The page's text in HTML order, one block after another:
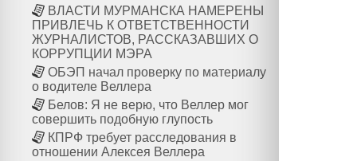
ВЛАСТИ МУРМАНСКА НАМЕРЕНЫ
ПРИВЛЕЧЬ К ОТВЕТСТВЕННОСТИ
ЖУРНАЛИСТОВ, РАССКАЗАВШИХ О
КОРРУПЦИИ МЭРА
ОБЭП начал проверку по материалу
о водителе Веллера
Белов: Я не верю, что Веллер мог
совершить подобную глупость
КПРФ требует расследования в
отношении Алексея Веллера